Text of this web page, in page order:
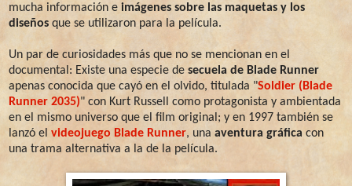
mucha información e imágenes sobre las maquetas y los
diseños que se utilizaron para la película.
Un par de curiosidades más que no se mencionan en el
documental: Existe una especie de secuela de Blade Runner
apenas conocida que cayó en el olvido, titulada "Soldier (Blade
Runner 2035)" con Kurt Russell como protagonista y ambientada
en el mismo universo que el film original; y en 1997 también se
lanzó el videojuego Blade Runner, una aventura gráfica con
una trama alternativa a la de la película.